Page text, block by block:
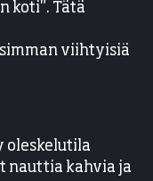
koti". Tätä
viihtyisiä
oleskelutila
nauttia kahvia ja